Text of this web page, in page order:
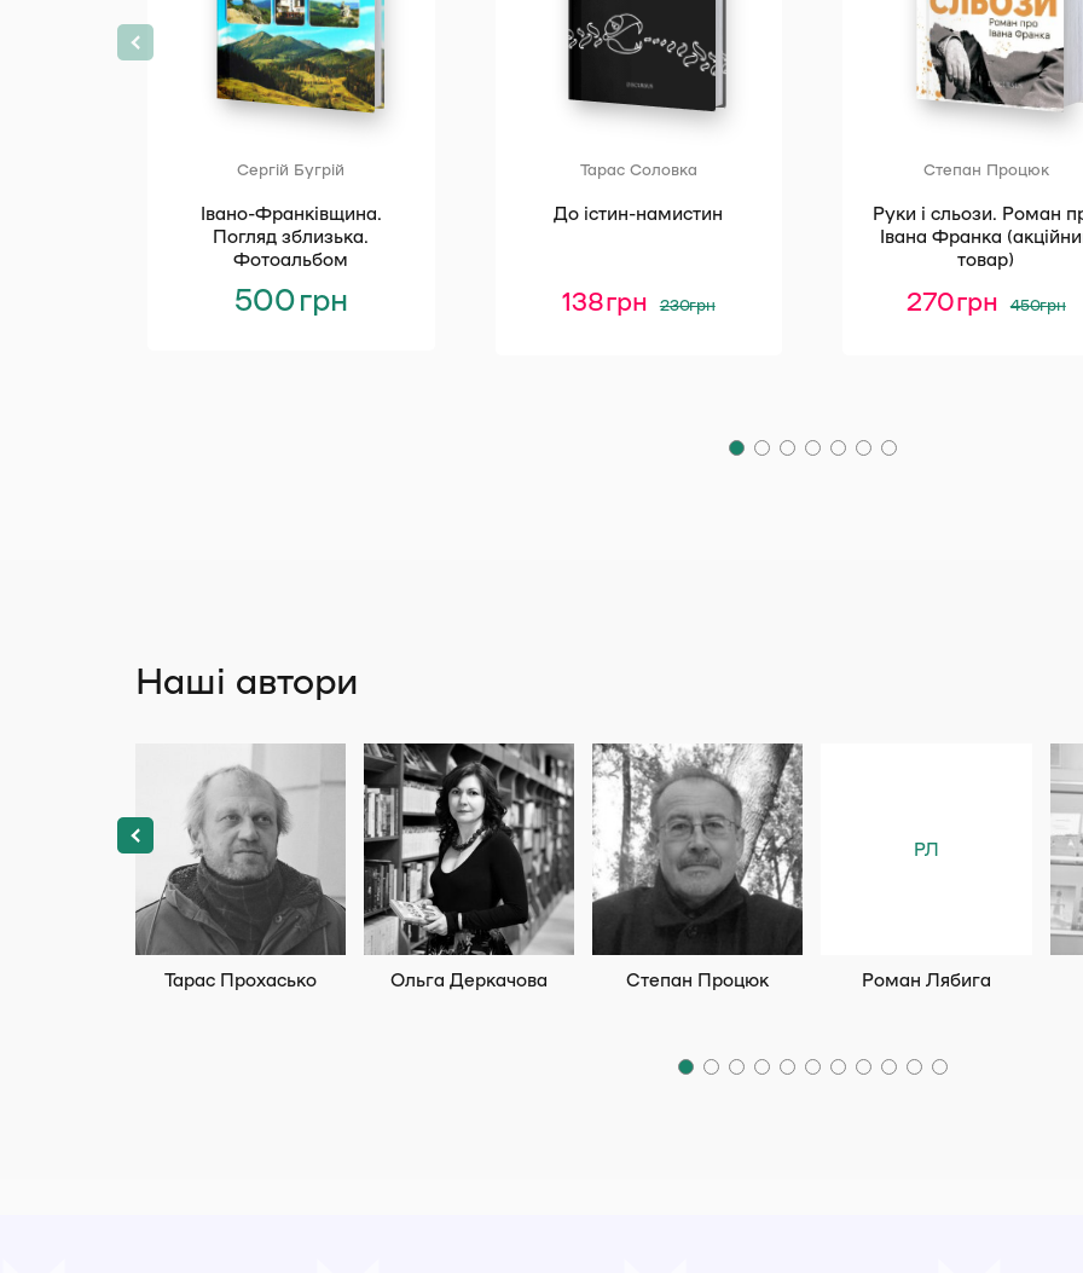
Івано-Франківщина.
Погляд зблизька.
Фотоальбом
500грн
Сергій Бугрій
До істин-намистин
230грн
Оригінальна
ціна:
138грнПоточна
ціна:
Тарас Соловка
Руки і сльози. Роман
Івана Франка
товар)
450грн
ціна:
270грн
ціна:
Степан Процюк
Наші автори
Тарас Прохасько Ольга Деркачова Степан Процюк
РЛ
Роман Лябига